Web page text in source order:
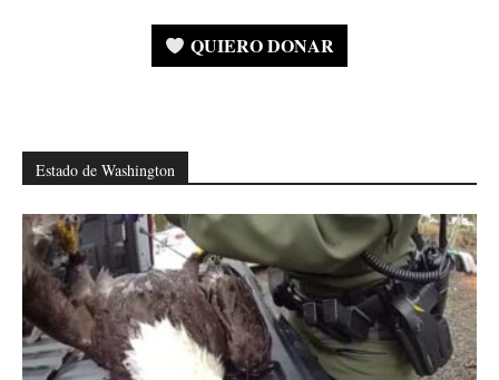
QUIERO DONAR
Estado de Washington